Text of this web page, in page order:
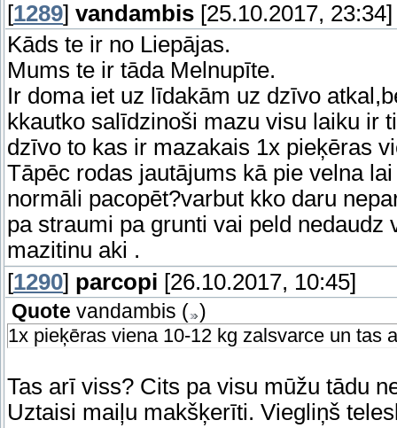
[1289] vandambis [25.10.2017, 23:34]
Kāds te ir no Liepājas.
Mums te ir tāda Melnupīte.
Ir doma iet uz līdakām uz dzīvo
kkautko salīdzinoši mazu visu laiku ir
dzīvo to kas ir mazakais 1x pieķēras
Tāpēc rodas jautājums kā pie velna
normāli pacopēt?varbut kko daru
pa straumi pa grunti vai peld
mazitinu aki .
[1290] parcopi [26.10.2017, 10:45]
Quote vandambis ( )
1x pieķēras viena 10-12 kg zalsvarce un tas
Tas arī viss? Cits pa visu mūžu tādu
Uztaisi maiļu makšķerīti. Viegliņš